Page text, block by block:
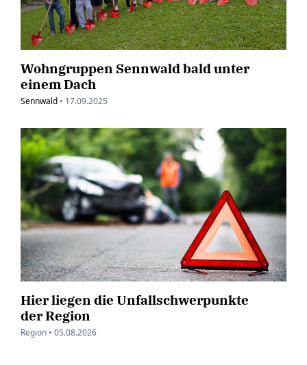
Wohngruppen Sennwald bald unter
einem Dach
Sennwald • 17.09.2025
Hier liegen die Unfallschwerpunkte
der Region
Region • 05.08.2026